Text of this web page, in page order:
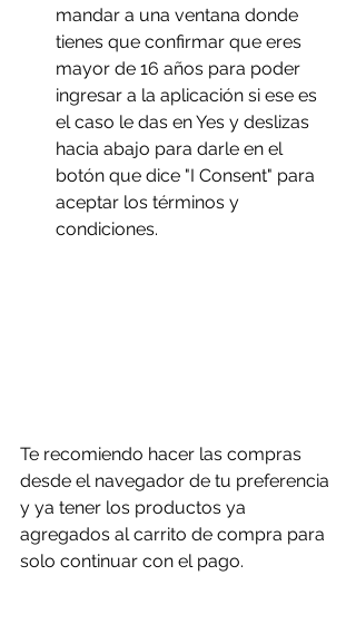
mandar a una ventana donde
tienes que confirmar que eres
mayor de 16 años para poder
ingresar a la aplicación si ese es
el caso le das en Yes y deslizas
hacia abajo para darle en el
botón que dice "I Consent" para
aceptar los términos y
condiciones.
Te recomiendo hacer las compras
desde el navegador de tu preferencia
y ya tener los productos ya
agregados al carrito de compra para
solo continuar con el pago.